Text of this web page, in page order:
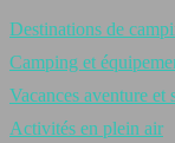
Destinations de
Camping et
Vacances aventure et
Activités en plein air